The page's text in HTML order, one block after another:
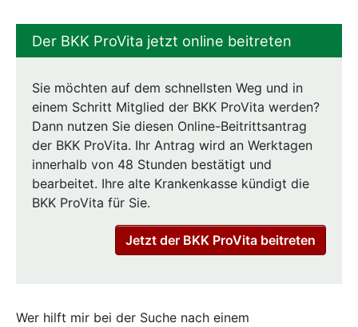
Der BKK ProVita jetzt online beitreten
Sie möchten auf dem schnellsten Weg und in
einem Schritt Mitglied der BKK ProVita werden?
Dann nutzen Sie diesen Online-Beitrittsantrag
der BKK ProVita. Ihr Antrag wird an Werktagen
innerhalb von 48 Stunden bestätigt und
bearbeitet. Ihre alte Krankenkasse kündigt die
BKK ProVita für Sie.
Jetzt der BKK ProVita beitreten
Wer hilft mir bei der Suche nach einem